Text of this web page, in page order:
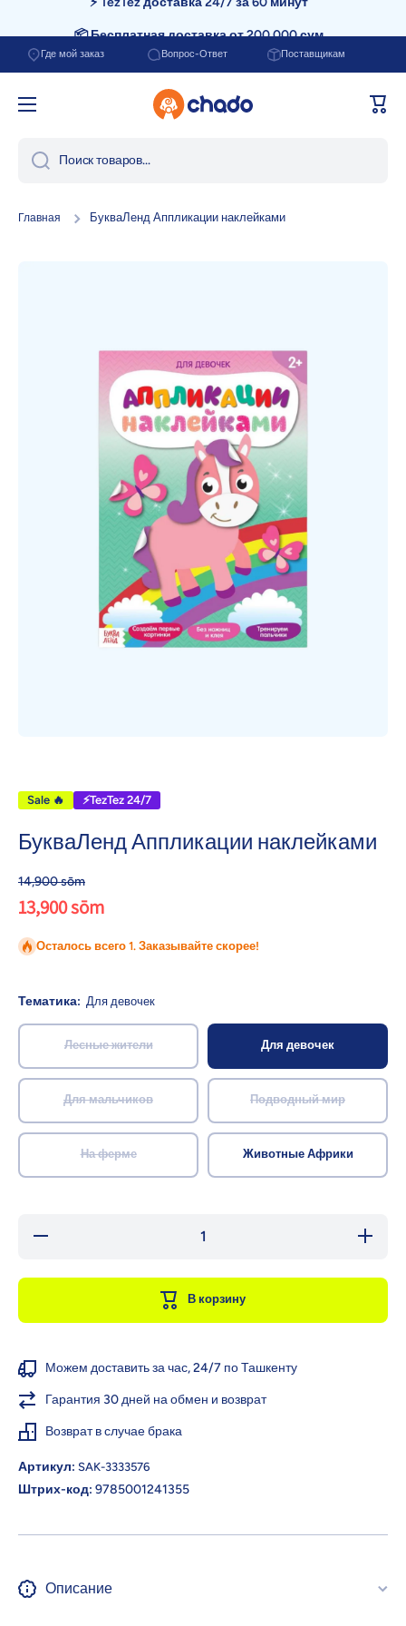
Где мой заказ Вопрос-Ответ Поставщикам
Поиск товаров...
Главная БукваЛенд Аппликации наклейками
Sale 🔥 ⚡TezTez 24/7
БукваЛенд Аппликации наклейками
14,900 sōm
13,900 sōm
Осталось всего 1. Заказывайте скорее!
Тематика: Для девочек
Лесные жители Для девочек
Для мальчиков Подводный мир
На ферме Животные Африки
Уменьшить
В корзину
Можем доставить за час, 24/7 по Ташкенту
Гарантия 30 дней на обмен и возврат
Возврат в случае брака
Артикул: SAK-3333576
Штрих-код: 9785001241355
Описание